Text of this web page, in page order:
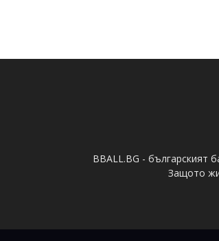
BBALL.BG - българският
Защото